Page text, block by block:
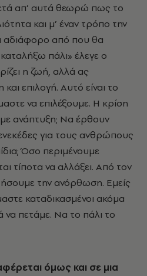
απ’ αυτά θεωρώ πως το
και μ’ έναν τρόπο την
αδιάφορο από που θα
πάλι» έλεγε ο
η ζωή, αλλά ας
επιλογή. Αυτό είναι το
να επιλέξουμε. Η κρίση
ανάπτυξη; Να έρθουν
για τους ανθρώπους
Όσο περιμένουμε
τίποτα να αλλάξει. Από τον
την ανόρθωση. Εμείς
καταδικασμένοι ακόμα
να πετάμε. Να το πάλι το
όμως και σε μια